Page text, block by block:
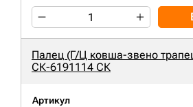
Палец (Г/Ц ковша-звено
СК-6191114 СК
Артикул